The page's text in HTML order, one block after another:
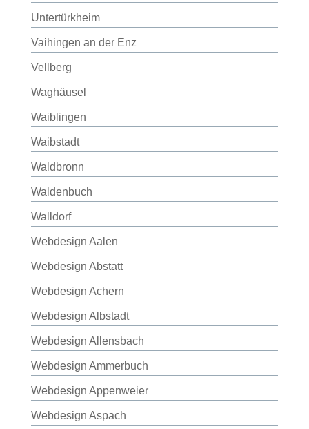
Untertürkheim
Vaihingen an der Enz
Vellberg
Waghäusel
Waiblingen
Waibstadt
Waldbronn
Waldenbuch
Walldorf
Webdesign Aalen
Webdesign Abstatt
Webdesign Achern
Webdesign Albstadt
Webdesign Allensbach
Webdesign Ammerbuch
Webdesign Appenweier
Webdesign Aspach